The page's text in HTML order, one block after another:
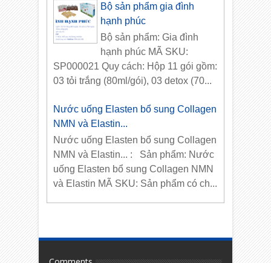
Bộ sản phẩm gia đình
hạnh phúc
Bộ sản phẩm: Gia đình
hạnh phúc MÃ SKU:
SP000021 Quy cách: Hộp 11 gói gồm:
03 tỏi trắng (80ml/gói), 03 detox (70...
Nước uống Elasten bổ sung Collagen
NMN và Elastin...
Nước uống Elasten bổ sung Collagen
NMN và Elastin... : Sản phẩm: Nước
uống Elasten bổ sung Collagen NMN
và Elastin MÃ SKU: Sản phẩm có ch...